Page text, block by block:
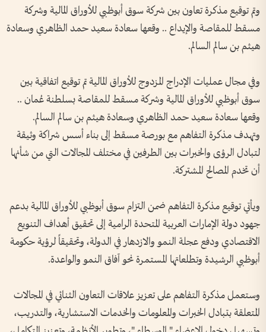
وتم توقيع مذكرة تعاون بين شركة سوق أبوظبي للأوراق المالية وشركة
مسقط للمقاصة والإيداع .. وقعها سعادة سعيد حمد الظاهري وسعادة
هيثم بن سالم السالم.
وفي مجال عمليات الإدراج المزدوج للأوراق المالية تم توقيع اتفاقية بين
سوق أبوظبي للأوراق المالية وشركة مسقط للمقاصة بسلطنة عُمان ..
وقعها سعادة سعيد حمد الظاهري وسعادة هيثم بن سالم السالم.
وتهدف مذكرة التفاهم مع بورصة مسقط إلى بناء أسس شراكة وثيقة
لتبادل الرؤى والخبرات بين الطرفين في مختلف المجالات التي من شأنها
أن تخدم المصالح المشتركة.
ويأتي توقيع مذكرة التفاهم ضمن التزام سوق أبوظبي للأوراق المالية بدعم
جهود دولة الإمارات العربية المتحدة الرامية إلى تحقيق أهداف التنويع
الاقتصادي ودفع عجلة النمو والازدهار في الدولة، وتحقيقاً لرؤية حكومة
أبوظبي الرشيدة وتطلعاتها المستمرة نحو آفاق النمو والواعدة.
وستعمل مذكرة التفاهم على تعزيز علاقات التعاون الثنائي في المجالات
المتعلقة بتبادل الخبرات والمعلومات والخدمات الاستشارية، والتدريب،